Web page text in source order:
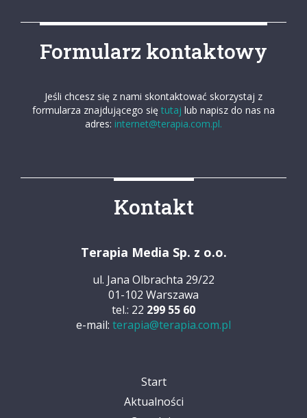
Formularz kontaktowy
Jeśli chcesz się z nami skontaktować skorzystaj z
formularza znajdującego się tutaj lub napisz do nas na
adres: internet@terapia.com.pl.
Kontakt
Terapia Media Sp. z o.o.
ul. Jana Olbrachta 29/22
01-102 Warszawa
tel.: 22 299 55 60
e-mail: terapia@terapia.com.pl
Start
Aktualności